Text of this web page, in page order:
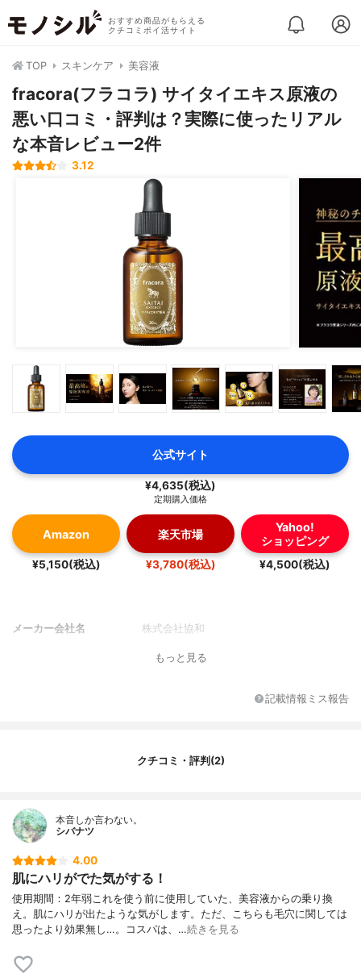
おすすめ商品がもらえる
クチコミポイ活サイト
TOP スキンケア 美容液
fracora(フラコラ) サイタイエキス原液の
悪い口コミ・評判は？実際に使ったリアル
な本音レビュー2件
3.12
公式サイト
¥4,635(税込)
定期購入価格
Amazon
¥5,150(税込)
楽天市場
¥3,780(税込)
Yahoo!
ショッピング
¥4,500(税込)
メーカー会社名 株式会社協和
もっと見る
記載情報ミス報告
クチコミ・評判(2)
本音しか言わない。
シバナツ
4.00
肌にハリがでた気がする！
使用期間：2年弱これを使う前に使用していた、美容液からの乗り換
え。肌にハリが出たような気がします。ただ、こちらも毛穴に関しては
思ったより効果無し…。コスパは、…続きを見る